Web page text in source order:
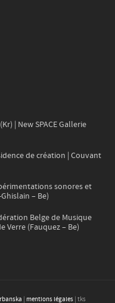
| New SPACE Gallerie
de création | Couvant
sonores et
– Be)
Belge de Musique
Verre (Fauquez – Be)
| mentions légales | tks